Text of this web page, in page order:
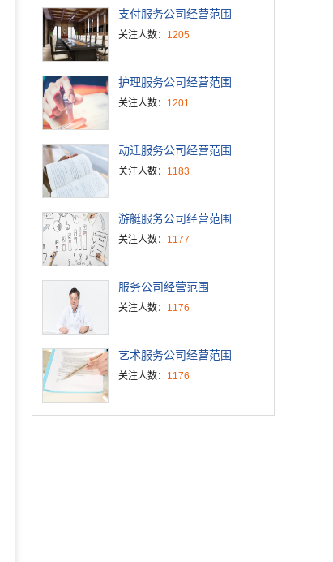
支付服务公司经营范围
关注人数： 1205
护理服务公司经营范围
关注人数： 1201
动迁服务公司经营范围
关注人数： 1183
游艇服务公司经营范围
关注人数： 1177
服务公司经营范围
关注人数： 1176
艺术服务公司经营范围
关注人数： 1176